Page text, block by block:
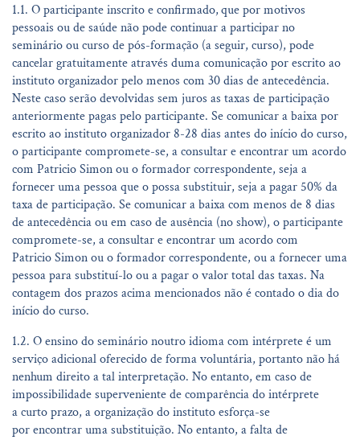
1.1. O participante inscrito e confirmado,que por motivos
pessoais ou de saúde não pode continuar a participar no
seminário ou curso de pós-formação (a seguir, curso), pode
cancelar gratuitamente através duma comunicação por escrito ao
instituto organizador pelo menos com 30 dias de antecedência.
Neste caso serão devolvidas sem juros as taxas de participação
anteriormente pagas pelo participante. Se comunicar a baixa por
escrito ao instituto organizador 8-28 dias antes do início do curso,
o participante compromete-se, a consultar e encontrar um acordo
com Patricio Simon ou o formador correspondente, seja a
fornecer uma pessoa que o possa substituir, seja a pagar 50% da
taxa de participação. Se comunicar a baixa com menos de 8 dias
de antecedência ou em caso de ausência (no show), o participante
compromete-se, a consultar e encontrar um acordo com
Patricio Simon ou o formador correspondente, ou a fornecer uma
pessoa para substituí-lo ou a pagar o valor total das taxas. Na
contagem dos prazos acima mencionados não é contado o dia do
início do curso.
1.2. O ensino do seminário noutro idioma com intérprete é um
serviço adicional oferecido de forma voluntária, portanto não há
nenhum direito a tal interpretação. No entanto, em caso de
impossibilidade superveniente de comparência do intérprete
a curto prazo, a organização do instituto esforça-se
por encontrar uma substituição. No entanto, a falta de